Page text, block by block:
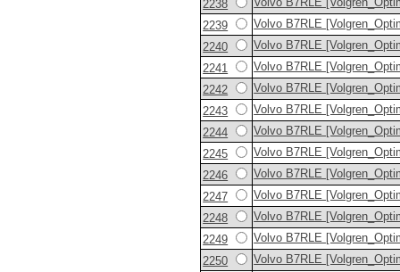
2238
2239
Volvo B7RLE
2240
Volvo B7RLE
2241
Volvo B7RLE
2242
Volvo B7RLE
2243
Volvo B7RLE
2244
Volvo B7RLE
2245
Volvo B7RLE
2246
Volvo B7RLE
2247
Volvo B7RLE
2248
Volvo B7RLE
2249
Volvo B7RLE
2250
Volvo B7RLE